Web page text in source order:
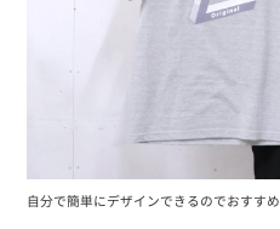
自分で簡単にデザインできるのでおすすめ